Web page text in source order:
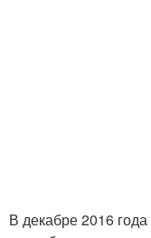
В декабре 2016